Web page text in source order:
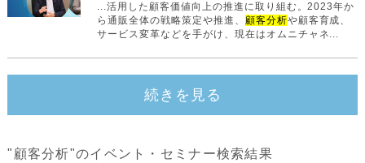
...活用した顧客価値向上の推進に取り組む。2023年か
ら通販全体の戦略策定や推進、 顧客分析や顧客育成、
サービス変革などを手がけ、現在はオムニチャネ...
続きを見る
"顧客分析"のイベント・セミナー検索結果